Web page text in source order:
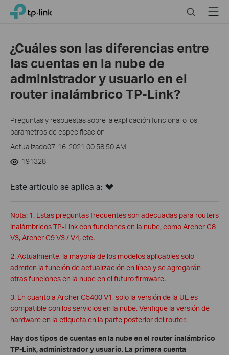
Click
navigation
TP-Link, Reliably Smart SearchMenu
¿Cuáles son las diferencias entre
las cuentas en la nube de
administrador y usuario en el
router inalámbrico TP-Link?
Preguntas y respuestas sobre la explicación funcional o los
parámetros de especificación
Actualizado07-16-2021 00:58:50 AM
191328
Este artículo se aplica a:
Nota: 1. Estas preguntas frecuentes son adecuadas para routers
inalámbricos TP-Link con funciones en la nube, como Archer C8
V3, Archer C9 V3 / V4, etc.
2. Actualmente, la mayoría de los modelos aplicables solo
admiten la función de actualización en línea y se agregarán
otras funciones en la nube en el futuro firmware.
3. En cuanto a Archer C5400 V1, solo la versión de la UE es
compatible con los servicios en la nube. Verifique la versión de
hardwareen la etiqueta en la parte posterior del router.
Hay dos tipos de cuentas en la nube en el router inalámbrico
TP-Link, administrador y usuario. La primera cuenta